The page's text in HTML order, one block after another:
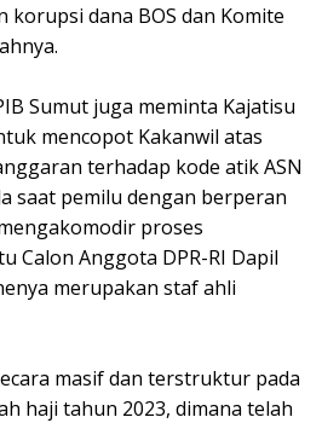
korupsi dana BOS dan Komite
Sumut juga meminta Kajatisu
mencopot Kakanwil atas
terhadap kode atik ASN
saat pemilu dengan berperan
proses
Calon Anggota DPR-RI Dapil
merupakan staf ahli
masif dan terstruktur pada
haji tahun 2023, dimana telah